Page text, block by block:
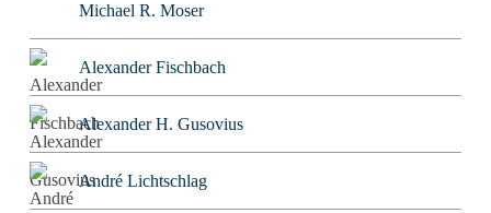
Michael R. Moser
Alexander Fischbach
Alexander H. Gusovius
André Lichtschlag